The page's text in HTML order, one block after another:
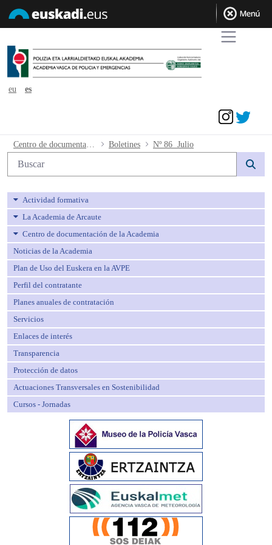
eu
es
Nº 86 Julio - avpe
Boletines Nº 86 Julio
Búsqueda web
Actividad formativa
La Academia de Arcaute
Centro de documentación de la Academia
Noticias de la Academia
Plan de Uso del Euskera en la AVPE
Perfil del contratante
Planes anuales de contratación
Servicios
Enlaces de interés
Transparencia
Protección de datos
Actuaciones Transversales en Sostenibilidad
Cursos - Jornadas